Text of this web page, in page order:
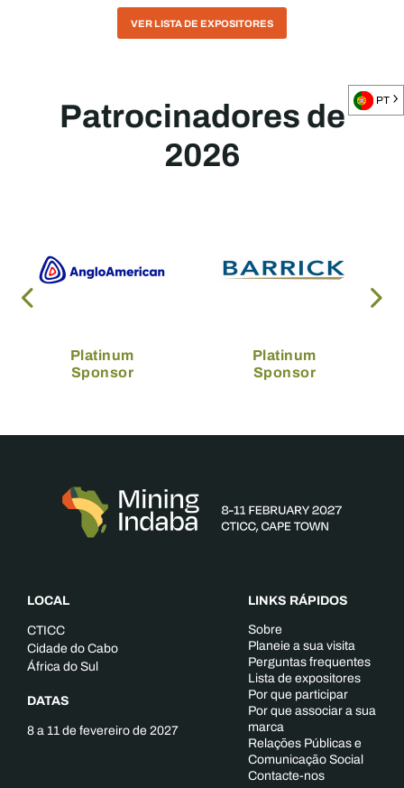
VER LISTA DE EXPOSITORES
Patrocinadores de
2026
Platinum
Sponsor
Platinum
Sponsor
LOCAL
CTICC
Cidade do Cabo
África do Sul
DATAS
8 a 11 de fevereiro de 2027
LINKS RÁPIDOS
Sobre
Planeie a sua visita
Perguntas frequentes
Lista de expositores
Por que participar
Por que associar a sua
marca
Relações Públicas e
Comunicação Social
Contacte-nos
PT